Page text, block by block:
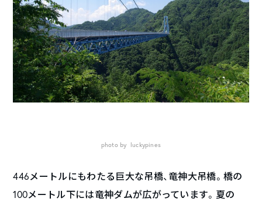
photo by luckypines
446メートルにもわたる巨大な吊橋、竜神大吊橋。橋の
100メートル下には竜神ダムが広がっています。夏の